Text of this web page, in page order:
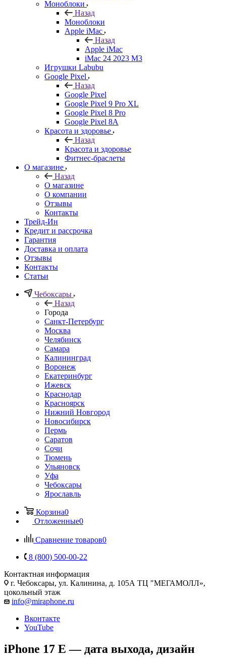
Моноблоки
Назад
Моноблоки
Apple iMac
Назад
Apple iMac
iMac 24 2023 M3
Игрушки Labubu
Google Pixel
Назад
Google Pixel
Google Pixel 9 Pro XL
Google Pixel 8 Pro
Google Pixel 8A
Красота и здоровье
Назад
Красота и здоровье
Фитнес-браслеты
О магазине
Назад
О магазине
О компании
Отзывы
Контакты
Трейд-Ин
Кредит и рассрочка
Гарантия
Доставка и оплата
Отзывы
Контакты
Статьи
Чебоксары
Назад
Города
Санкт-Петербург
Москва
Челябинск
Самара
Калининград
Воронеж
Екатеринбург
Ижевск
Краснодар
Красноярск
Нижний Новгород
Новосибирск
Пермь
Саратов
Сочи
Тюмень
Ульяновск
Уфа
Чебоксары
Ярославль
Корзина0
Отложенные0
Сравнение товаров0
8 (800) 500-00-22
Контактная информация
г. Чебоксары, ул. Калинина, д. 105А ТЦ "МЕГАМОЛЛ»,
цокольный этаж
info@miraphone.ru
Вконтакте
YouTube
iPhone 17 E — дата выхода, дизайн